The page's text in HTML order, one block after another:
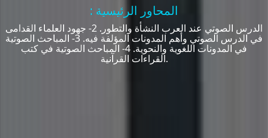
: المحاور الرئيسية
الدرس الصوتي عند العرب النشأة والتطور. 2- جهود العلماء القدامى
في الدرس الصوتي وأهم المدونات المؤلفة فيه. 3- المباحث الصوتية
في المدونات اللغوية والنحوية. 4- المباحث الصوتية في كتب
القراءات القرآنية.